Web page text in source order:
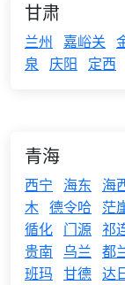
甘肃
兰州 嘉峪关
泉
庆阳 定西
青海
西宁 海东 海
木 德令哈 茫
循化 门源 祁
贵南
乌兰 都
班玛 甘德 达